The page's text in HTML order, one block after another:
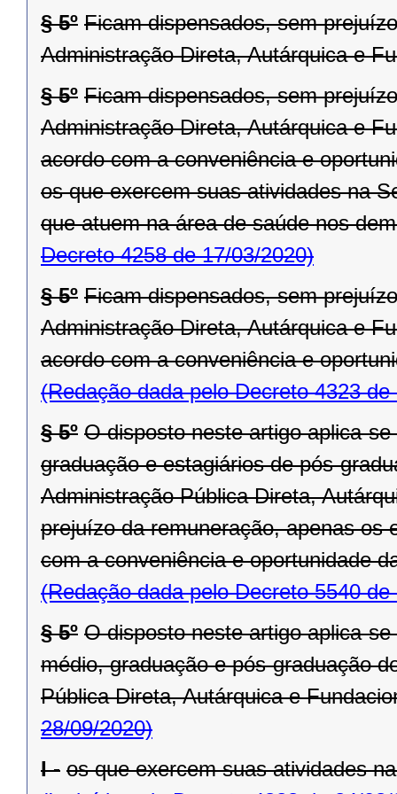
§ 5º Ficam dispensados, sem
Administração Direta, Autárquica e
§ 5º Ficam dispensados, sem
Administração Direta, Autárquica e
acordo com a conveniência e
os que exercem suas atividades na
que atuem na área de saúde nos
Decreto 4258 de 17/03/2020)
§ 5º Ficam dispensados, sem
Administração Direta, Autárquica e
acordo com a conveniência e
(Redação dada pelo Decreto 4323 de
§ 5º O disposto neste artigo aplica-
graduação e estagiários de pós-
Administração Pública Direta,
prejuízo da remuneração, apenas os
com a conveniência e oportunidade
(Redação dada pelo Decreto 5540 de
§ 5º O disposto neste artigo aplica-
médio, graduação e pós-graduação
Pública Direta, Autárquica e
28/09/2020)
I - os que exercem suas atividades